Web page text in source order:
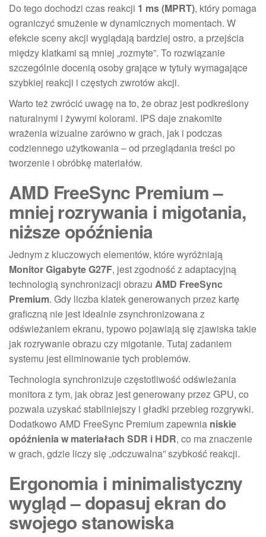
Do tego dochodzi czas reakcji 1 ms (MPRT), który pomaga
ograniczyć smużenie w dynamicznych momentach. W
efekcie sceny akcji wyglądają bardziej ostro, a przejścia
między klatkami są mniej „rozmyte”. To rozwiązanie
szczególnie docenią osoby grające w tytuły wymagające
szybkiej reakcji i częstych zwrotów akcji.
Warto też zwrócić uwagę na to, że obraz jest podkreślony
naturalnymi i żywymi kolorami. IPS daje znakomite
wrażenia wizualne zarówno w grach, jak i podczas
codziennego użytkowania – od przeglądania treści po
tworzenie i obróbkę materiałów.
AMD FreeSync Premium –
mniej rozrywania i migotania,
niższe opóźnienia
Jednym z kluczowych elementów, które wyróżniają
Monitor Gigabyte G27F, jest zgodność z adaptacyjną
technologią synchronizacji obrazu AMD FreeSync
Premium. Gdy liczba klatek generowanych przez kartę
graficzną nie jest idealnie zsynchronizowana z
odświeżaniem ekranu, typowo pojawiają się zjawiska takie
jak rozrywanie obrazu czy migotanie. Tutaj zadaniem
systemu jest eliminowanie tych problemów.
Technologia synchronizuje częstotliwość odświeżania
monitora z tym, jak obraz jest generowany przez GPU, co
pozwala uzyskać stabilniejszy i gładki przebieg rozgrywki.
Dodatkowo AMD FreeSync Premium zapewnia niskie
opóźnienia w materiałach SDR i HDR, co ma znaczenie
w grach, gdzie liczy się „odczuwalna” szybkość reakcji.
Ergonomia i minimalistyczny
wygląd – dopasuj ekran do
swojego stanowiska